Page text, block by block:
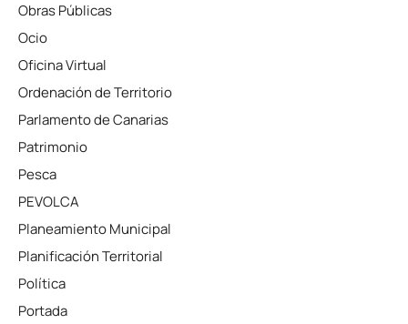
Obras Públicas
Ocio
Oficina Virtual
Ordenación de Territorio
Parlamento de Canarias
Patrimonio
Pesca
PEVOLCA
Planeamiento Municipal
Planificación Territorial
Política
Portada